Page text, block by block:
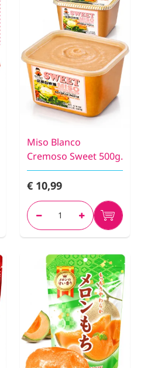
Miso Blanco
Cremoso Sweet 500g.
€ 10,99